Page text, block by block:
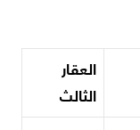
العقار
الثالث